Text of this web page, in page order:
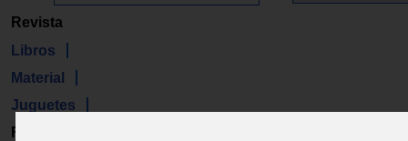
Revista
Libros
Material
Juguetes
Formación